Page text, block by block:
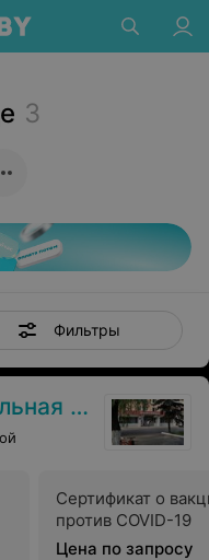
3
Фильтры
больница
Сертификат о
против COVID-19
Цена по запросу